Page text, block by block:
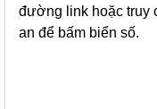
đường link hoặc truy
an để bấm biển số.